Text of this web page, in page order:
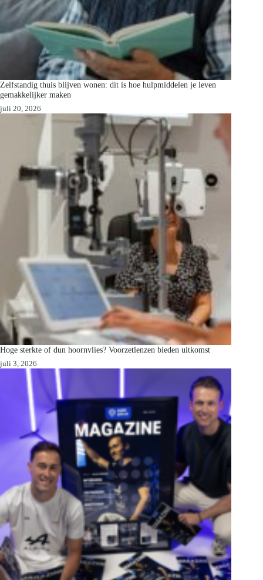
Zelfstandig thuis blijven wonen: dit is hoe hulpmiddelen je leven
gemakkelijker maken
juli 20, 2026
Hoge sterkte of dun hoornvlies? Voorzetlenzen bieden uitkomst
juli 3, 2026